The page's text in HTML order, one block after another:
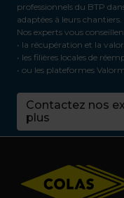
professionnels du BTP
adaptées à leurs chantiers.
Nos experts vous
• la récupération et la
• les filières locales de
• ou les plateformes
Contactez nos
plus